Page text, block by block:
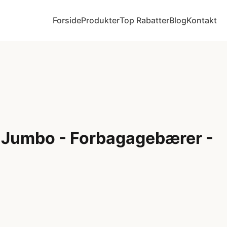
ForsideProdukterTop RabatterBlogKontakt
- Forbagagebærer -